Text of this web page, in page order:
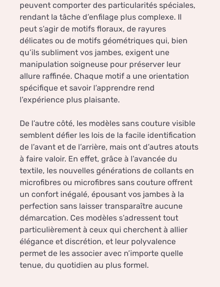
peuvent comporter des particularités spéciales,
rendant la tâche d’enfilage plus complexe. Il
peut s’agir de motifs floraux, de rayures
délicates ou de motifs géométriques qui, bien
qu’ils subliment vos jambes, exigent une
manipulation soigneuse pour préserver leur
allure raffinée. Chaque motif a une orientation
spécifique et savoir l’apprendre rend
l’expérience plus plaisante.
De l’autre côté, les modèles sans couture visible
semblent défier les lois de la facile identification
de l’avant et de l’arrière, mais ont d’autres atouts
à faire valoir. En effet, grâce à l’avancée du
textile, les nouvelles générations de collants en
microfibres ou microfibres sans couture offrent
un confort inégalé, épousant vos jambes à la
perfection sans laisser transparaître aucune
démarcation. Ces modèles s’adressent tout
particulièrement à ceux qui cherchent à allier
élégance et discrétion, et leur polyvalence
permet de les associer avec n’importe quelle
tenue, du quotidien au plus formel.